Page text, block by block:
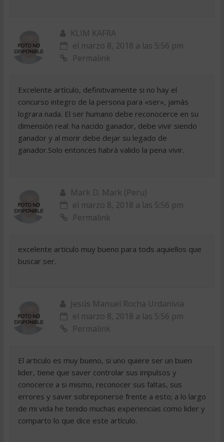
KLIM KAFRA
el marzo 8, 2018 a las 5:56 pm
Permalink
Excelente artìculo, definitivamente si no hay el
concurso integro de la persona para «ser», jamàs
lograra nada. El ser humano debe reconocerce en su
dimensiòn real: ha nacido ganador, debe vivir siendo
ganador y al morir debe dejar su legado de
ganador.Solo entonces habrà valido la pena vivir.
Mark D. Mark (Peru)
el marzo 8, 2018 a las 5:56 pm
Permalink
excelente articulo muy bueno para tods aquiellos que
buscar ser.
Jesús Manuel Rocha Urdanivia
el marzo 8, 2018 a las 5:56 pm
Permalink
El articulo es muy bueno, si uno quiere ser un buen
lider, tiene que saver controlar sus impulsos y
conocerce a si mismo, reconocer sus faltas, sus
errores y saver sobreponerse frente a esto; a lo largo
de mi vida he tenido muchas experiencias como lider y
comparto lo que dice este artículo.